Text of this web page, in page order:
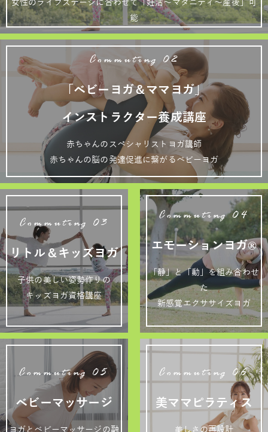
女性のライフステージに合わせて「妊活～マタニティ～産後」可
能
Commuting 02
「ベビーヨガ＆ママヨガ」
インストラクター養成講座
赤ちゃんのスペシャリストヨガ講師
赤ちゃんの脳の発達促進に繋がるベビーヨガ
Commuting 03
リトル＆キッズヨガ
子供の美しい姿勢作りの
キッズヨガ資格講座
Commuting 04
エモーションヨガ®
「静」と「動」を組み合わせ
た
新感覚エクササイズヨガ
Commuting 05
ベビーマッサージ
ヨガとベビーマッサージの融
Commuting 06
美ママピラティス
美しさの再設計